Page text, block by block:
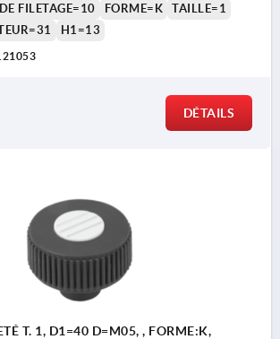
FILETAGE=10
FORME=K
TAILLE=1
H1=13
DÉTAILS
T. 1, D1=40 D=M05, , FORME:K,